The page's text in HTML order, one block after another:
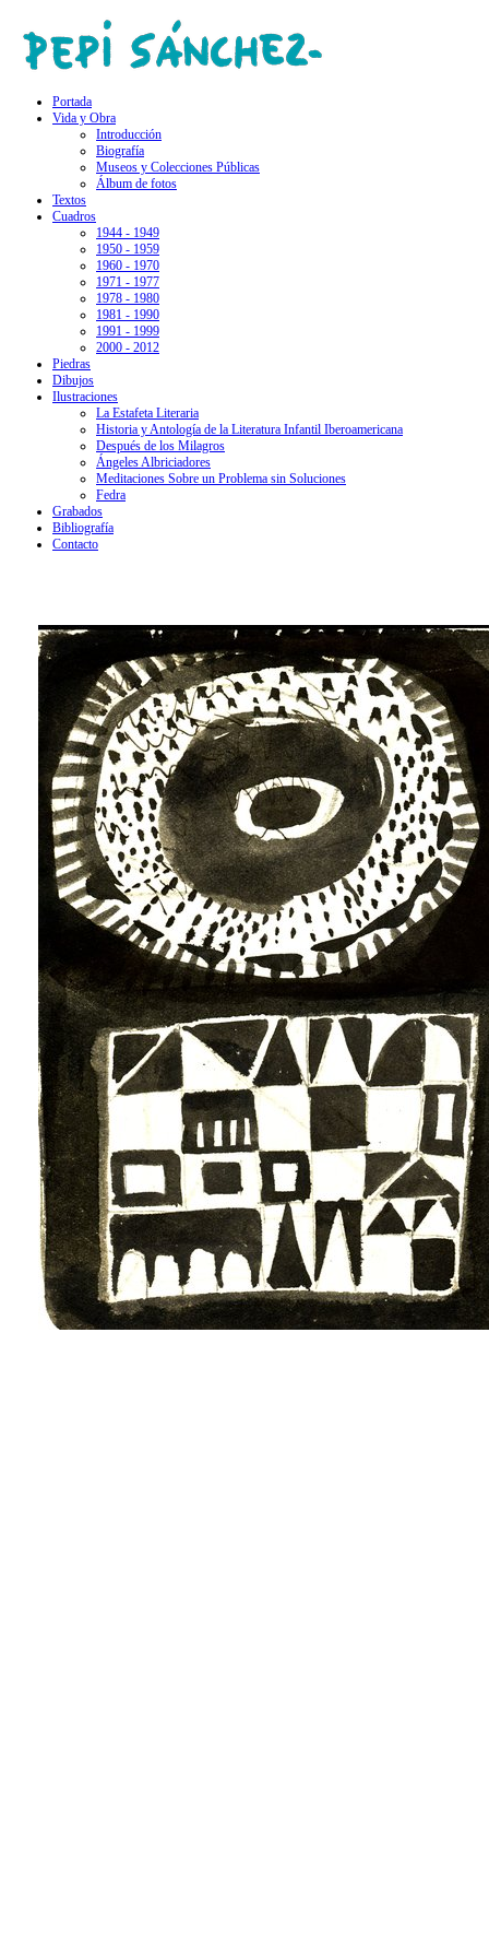
Portada
Vida y Obra
Introducción
Biografía
Museos y Colecciones Públicas
Álbum de fotos
Textos
Cuadros
1944 - 1949
1950 - 1959
1960 - 1970
1971 - 1977
1978 - 1980
1981 - 1990
1991 - 1999
2000 - 2012
Piedras
Dibujos
Ilustraciones
La Estafeta Literaria
Historia y Antología de la Literatura Infantil Iberoamericana
Después de los Milagros
Ángeles Albriciadores
Meditaciones Sobre un Problema sin Soluciones
Fedra
Grabados
Bibliografía
Contacto